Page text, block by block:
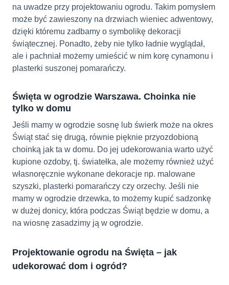
na uwadze przy projektowaniu ogrodu. Takim pomysłem
może być zawieszony na drzwiach wieniec adwentowy,
dzięki któremu zadbamy o symbolikę dekoracji
świątecznej. Ponadto, żeby nie tylko ładnie wyglądał,
ale i pachniał możemy umieścić w nim korę cynamonu i
plasterki suszonej pomarańczy.
Święta w ogrodzie Warszawa. Choinka nie
tylko w domu
Jeśli mamy w ogrodzie sosnę lub świerk może na okres
Świąt stać się drugą, równie pięknie przyozdobioną
choinką jak ta w domu. Do jej udekorowania warto użyć
kupione ozdoby, tj. światełka, ale możemy również użyć
własnoręcznie wykonane dekoracje np. malowane
szyszki, plasterki pomarańczy czy orzechy. Jeśli nie
mamy w ogrodzie drzewka, to możemy kupić sadzonkę
w dużej donicy, która podczas Świąt będzie w domu, a
na wiosnę zasadzimy ją w ogrodzie.
Projektowanie ogrodu na Święta – jak
udekorować dom i ogród?